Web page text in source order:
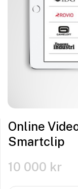
Online
Smartclip
10 000 kr